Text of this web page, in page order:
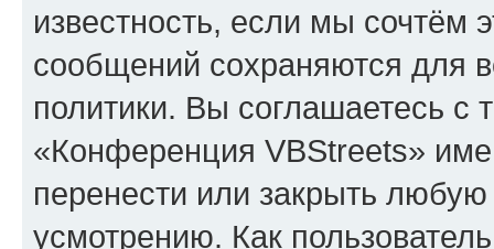
известность, если мы сочтём
сообщений сохраняются для
политики. Вы соглашаетесь
«Конференция VBStreets»
перенести или закрыть
усмотрению. Как